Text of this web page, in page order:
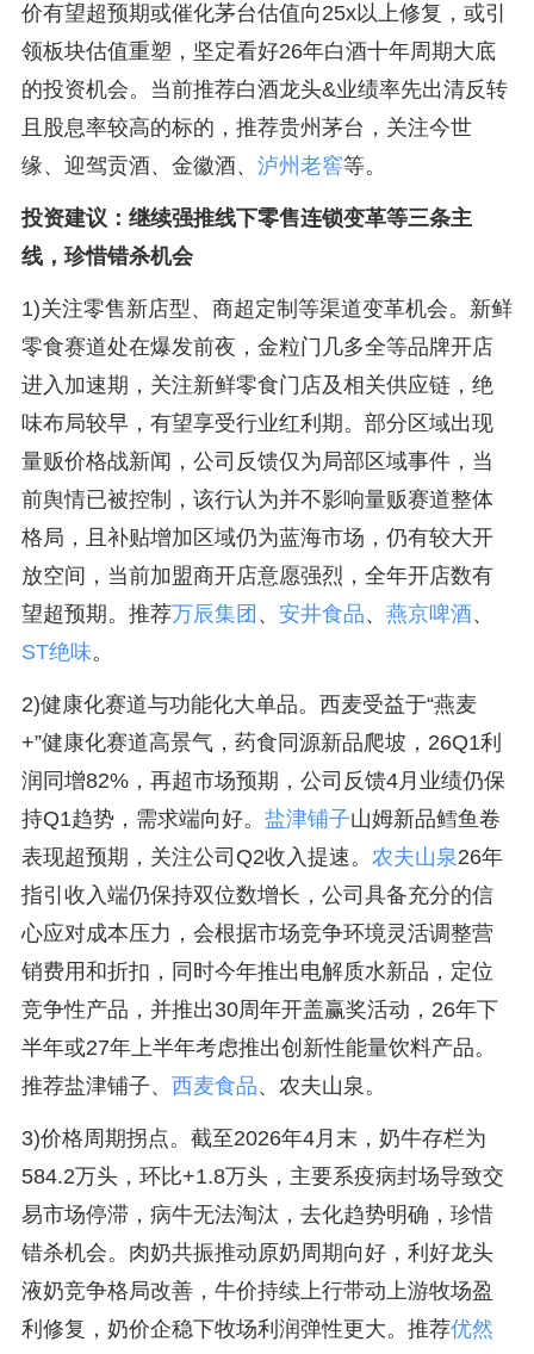
价有望超预期或催化茅台估值向25x以上修复，或引
领板块估值重塑，坚定看好26年白酒十年周期大底
的投资机会。当前推荐白酒龙头&业绩率先出清反转
且股息率较高的标的，推荐贵州茅台，关注今世
缘、迎驾贡酒、金徽酒、 泸州老窖等。
投资建议：继续强推线下零售连锁变革等三条主
线，珍惜错杀机会
1)关注零售新店型、商超定制等渠道变革机会。新鲜
零食赛道处在爆发前夜，金粒门几多全等品牌开店
进入加速期，关注新鲜零食门店及相关供应链，绝
味布局较早，有望享受行业红利期。部分区域出现
量贩价格战新闻，公司反馈仅为局部区域事件，当
前舆情已被控制，该行认为并不影响量贩赛道整体
格局，且补贴增加区域仍为蓝海市场，仍有较大开
放空间，当前加盟商开店意愿强烈，全年开店数有
望超预期。推荐万辰集团 、 安井食品、 燕京啤酒、
ST绝味。
2)健康化赛道与功能化大单品。西麦受益于“燕麦
+”健康化赛道高景气，药食同源新品爬坡，26Q1利
润同增82%，再超市场预期，公司反馈4月业绩仍保
持Q1趋势，需求端向好。 盐津铺子山姆新品鳕鱼卷
表现超预期，关注公司Q2收入提速。 农夫山泉26年
指引收入端仍保持双位数增长，公司具备充分的信
心应对成本压力，会根据市场竞争环境灵活调整营
销费用和折扣，同时今年推出电解质水新品，定位
竞争性产品，并推出30周年开盖赢奖活动，26年下
半年或27年上半年考虑推出创新性能量饮料产品。
推荐盐津铺子、 西麦食品、农夫山泉。
3)价格周期拐点。截至2026年4月末，奶牛存栏为
584.2万头，环比+1.8万头，主要系疫病封场导致交
易市场停滞，病牛无法淘汰，去化趋势明确，珍惜
错杀机会。肉奶共振推动原奶周期向好，利好龙头
液奶竞争格局改善，牛价持续上行带动上游牧场盈
利修复，奶价企稳下牧场利润弹性更大。推荐优然